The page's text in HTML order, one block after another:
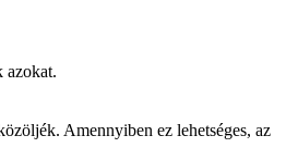
azokat.
Amennyiben ez lehetséges, az